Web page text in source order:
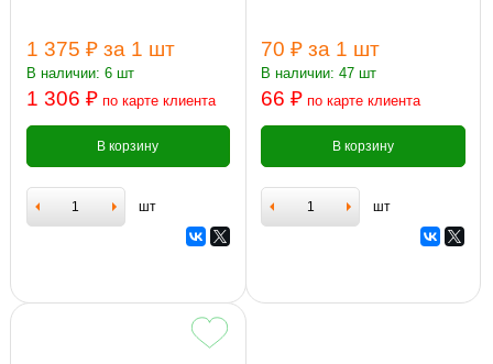
1 375 ₽ за 1 шт
В наличии: 6 шт
1 306 ₽ по карте клиента
В корзину
шт
70 ₽ за 1 шт
В наличии: 47 шт
66 ₽ по карте клиента
В корзину
шт